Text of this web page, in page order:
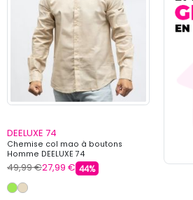
DEELUXE 74
Chemise col mao à boutons
Homme DEELUXE 74
49,99 €27,99 € 44%